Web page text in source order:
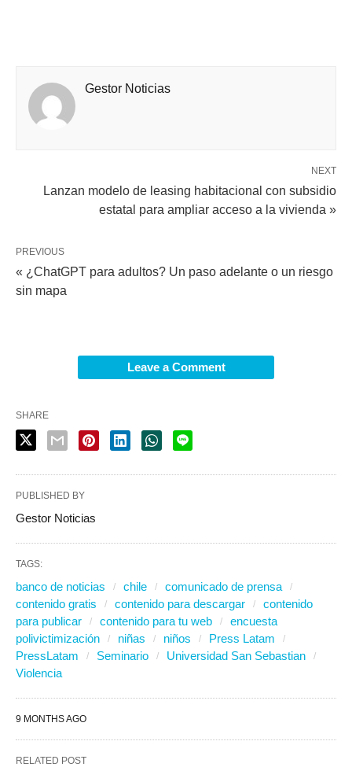
Gestor Noticias
NEXT
Lanzan modelo de leasing habitacional con subsidio
estatal para ampliar acceso a la vivienda »
PREVIOUS
« ¿ChatGPT para adultos? Un paso adelante o un riesgo
sin mapa
Leave a Comment
SHARE
PUBLISHED BY
Gestor Noticias
TAGS:
banco de noticias chile
comunicado de prensa
contenido gratis
contenido para descargar
contenido
para publicar
contenido para tu web
encuesta
polivictimización
niñas niños
Press Latam
PressLatam
Seminario
Universidad San Sebastian
Violencia
9 MONTHS AGO
RELATED POST